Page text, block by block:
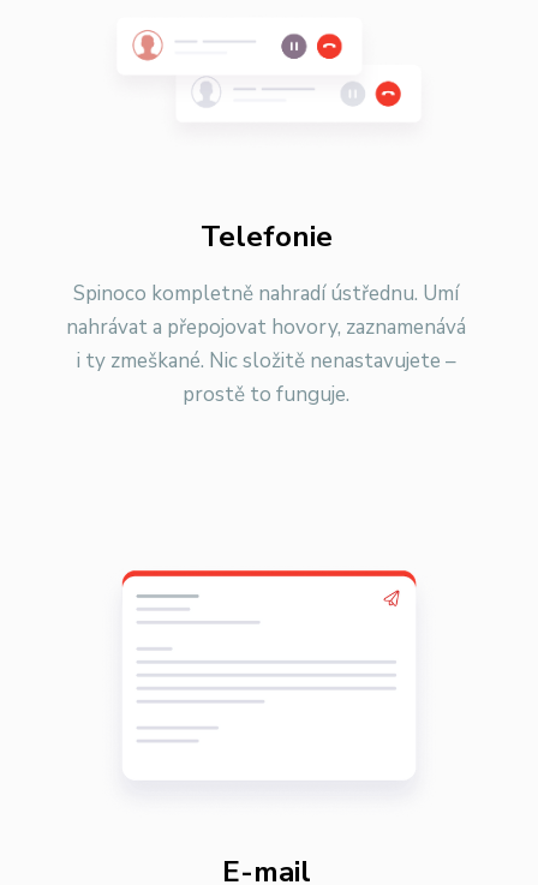
Telefonie
Spinoco kompletně nahradí ústřednu. Umí
nahrávat a přepojovat hovory, zaznamenává
i ty zmeškané. Nic složitě nenastavujete –
prostě to funguje.
E-mail